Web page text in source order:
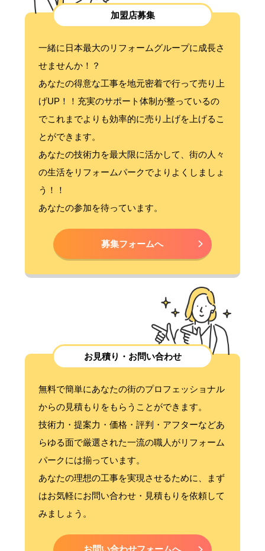
加盟店募集
一緒に日本最大のリフォームグループに成長さ
せませんか！？
あなたの得意な工事を地元密着で行って売り上
げUP！！充実のサポート体制が整っているの
でこれまでよりも効率的に売り上げを上げるこ
とができます。
あなたの技術力を最大限に活かして、街の人々
の生活をリフォームパークでよりよくしましょ
う！！
あなたの参加を待っています。
募集フォームへ
お見積り・お問い合わせ
無料で簡単にあなたの街のプロフェッショナル
からの見積もりをもらうことができます。
技術力・提案力・価格・評判・アフターなどあ
らゆる面で厳選された一流の職人がリフォーム
パークには揃っています。
あなたの理想の工事を実現させるために、まず
はお気軽にお問い合わせ・見積もりを依頼して
みましょう。